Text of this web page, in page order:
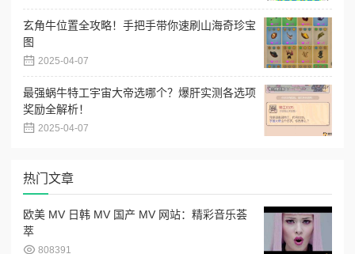
玄角牛位置全攻略！手把手带你速刷山海奇珍宝
图
2025-04-07
最强蜗牛特工宇宙大帝选哪个？爆肝实测各选项
奖励全解析！
2025-04-07
热门文章
欧美 MV 日韩 MV 国产 MV 网站：精彩音乐荟
萃
808391